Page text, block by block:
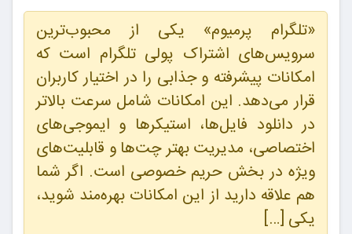
«تلگرام پرمیوم» یکی از محبوب‌ترین
سرویس‌های اشتراک پولی تلگرام است که
امکانات پیشرفته و جذابی را در اختیار کاربران
قرار می‌دهد. این امکانات شامل سرعت بالاتر
در دانلود فایل‌ها، استیکرها و ایموجی‌های
اختصاصی، مدیریت بهتر چت‌ها و قابلیت‌های
ویژه در بخش حریم خصوصی است. اگر شما
هم علاقه دارید از این امکانات بهره‌مند شوید،
یکی […]